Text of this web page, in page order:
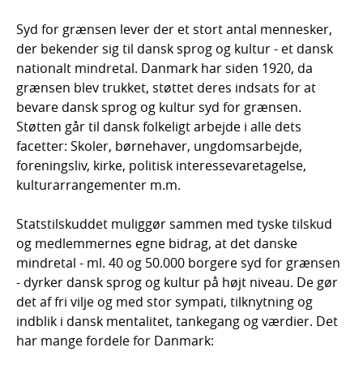
Syd for grænsen lever der et stort antal mennesker,
der bekender sig til dansk sprog og kultur - et dansk
nationalt mindretal. Danmark har siden 1920, da
grænsen blev trukket, støttet deres indsats for at
bevare dansk sprog og kultur syd for grænsen.
Støtten går til dansk folkeligt arbejde i alle dets
facetter: Skoler, børnehaver, ungdomsarbejde,
foreningsliv, kirke, politisk interessevaretagelse,
kulturarrangementer m.m.
Statstilskuddet muliggør sammen med tyske tilskud
og medlemmernes egne bidrag, at det danske
mindretal - ml. 40 og 50.000 borgere syd for grænsen
- dyrker dansk sprog og kultur på højt niveau. De gør
det af fri vilje og med stor sympati, tilknytning og
indblik i dansk mentalitet, tankegang og værdier. Det
har mange fordele for Danmark: